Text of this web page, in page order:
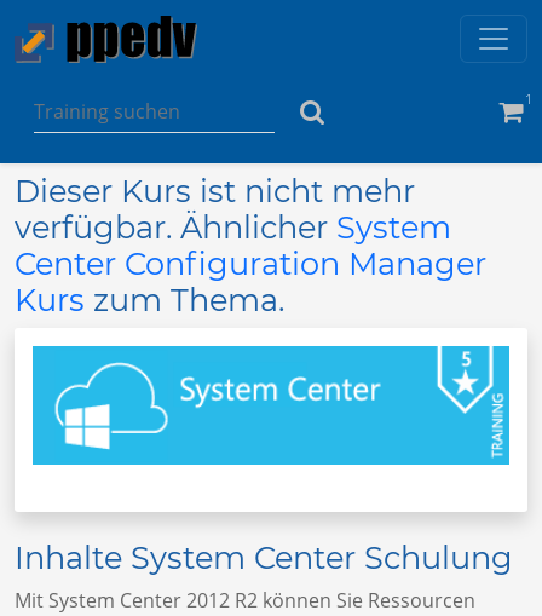
1
Dieser Kurs ist nicht mehr
verfügbar. Ähnlicher System
Center Configuration Manager
Kurs zum Thema.
Inhalte System Center Schulung
Mit System Center 2012 R2 können Sie Ressourcen